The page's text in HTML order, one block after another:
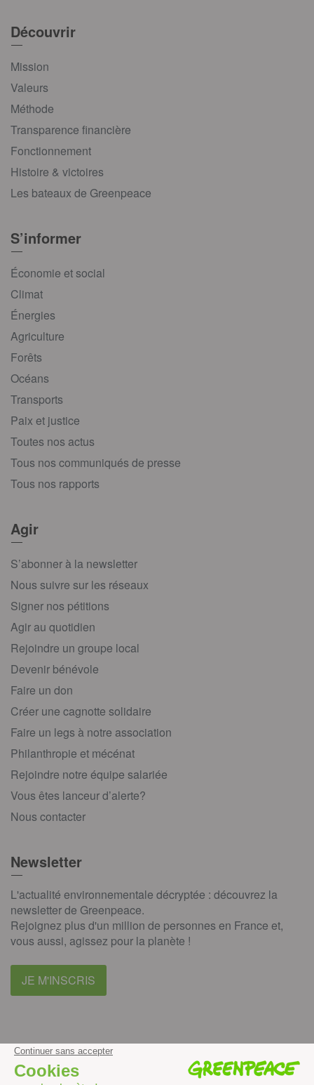
Découvrir
Mission
Valeurs
Méthode
Transparence financière
Fonctionnement
Histoire & victoires
Les bateaux de Greenpeace
S’informer
Économie et social
Climat
Énergies
Agriculture
Forêts
Océans
Transports
Paix et justice
Toutes nos actus
Tous nos communiqués de presse
Tous nos rapports
Agir
S’abonner à la newsletter
Nous suivre sur les réseaux
Signer nos pétitions
Agir au quotidien
Rejoindre un groupe local
Devenir bénévole
Faire un don
Créer une cagnotte solidaire
Faire un legs à notre association
Philanthropie et mécénat
Rejoindre notre équipe salariée
Vous êtes lanceur d’alerte?
Nous contacter
Newsletter
L'actualité environnementale décryptée : découvrez la
newsletter de Greenpeace.
Rejoignez plus d'un million de personnes en France et,
vous aussi, agissez pour la planète !
JE M'INSCRIS
instagramyoutube